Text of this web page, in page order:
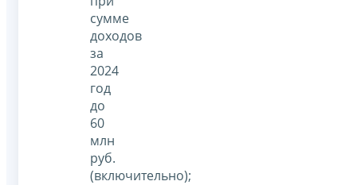
сумме
доходов
за
2024
год
до
60
млн
руб.
(включительно);